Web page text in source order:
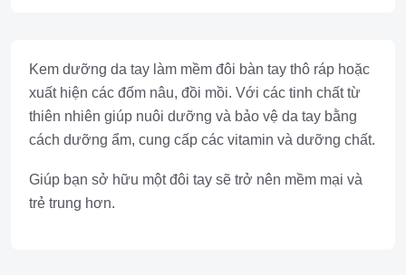
Kem dưỡng da tay làm mềm đôi bàn tay thô ráp hoặc
xuất hiện các đốm nâu, đồi mồi. Với các tinh chất từ
thiên nhiên giúp nuôi dưỡng và bảo vệ da tay bằng
cách dưỡng ẩm, cung cấp các vitamin và dưỡng chất.
Giúp bạn sở hữu một đôi tay sẽ trở nên mềm mại và
trẻ trung hơn.